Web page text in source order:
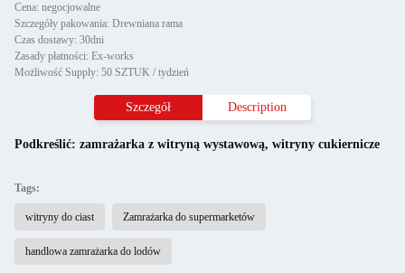
Cena: negocjowalne
Szczegóły pakowania: Drewniana rama
Czas dostawy: 30dni
Zasady płatności: Ex-works
Możliwość Supply: 50 SZTUK / tydzień
Szczegół Description
Podkreślić: zamrażarka z witryną wystawową, witryny cukiernicze
Tags:
witryny do ciast Zamrażarka do supermarketów
handlowa zamrażarka do lodów